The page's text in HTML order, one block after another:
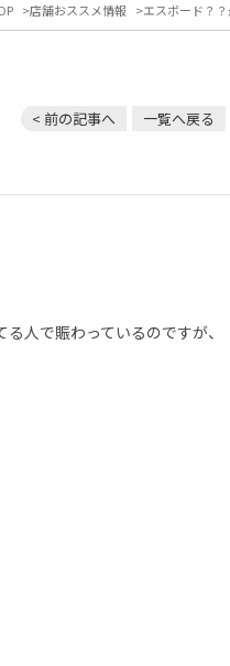
店舗おススメ情報 エスボード？
< 前の記事へ 一覧へ戻る
人で賑わっているのですが、